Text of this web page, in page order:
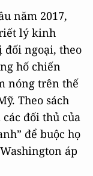
năm 2017,
lý kinh
ngoại, theo
hố chiến
nóng trên thế
Theo sách
đối thủ của
để buộc họ
áp